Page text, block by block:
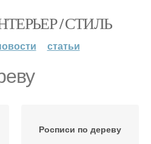
/ СТИЛЬ
статьи
Росписи по дереву